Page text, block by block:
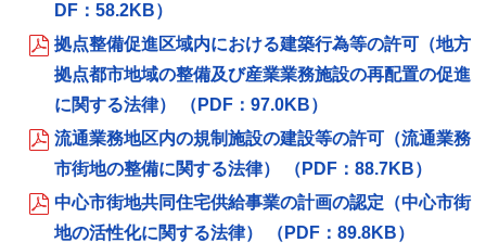
DF：58.2KB）
拠点整備促進区域内における建築行為等の許可（地方
拠点都市地域の整備及び産業業務施設の再配置の促進
に関する法律） （PDF：97.0KB）
流通業務地区内の規制施設の建設等の許可（流通業務
市街地の整備に関する法律） （PDF：88.7KB）
中心市街地共同住宅供給事業の計画の認定（中心市街
地の活性化に関する法律） （PDF：89.8KB）